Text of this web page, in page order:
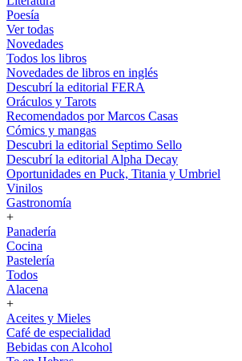
Poesía
Ver todas
Novedades
Todos los libros
Novedades de libros en inglés
Descubrí la editorial FERA
Oráculos y Tarots
Recomendados por Marcos Casas
Cómics y mangas
Descubri la editorial Septimo Sello
Descubrí la editorial Alpha Decay
Oportunidades en Puck, Titania y Umbriel
Vinilos
Gastronomía
+
Panadería
Cocina
Pastelería
Todos
Alacena
+
Aceites y Mieles
Café de especialidad
Bebidas con Alcohol